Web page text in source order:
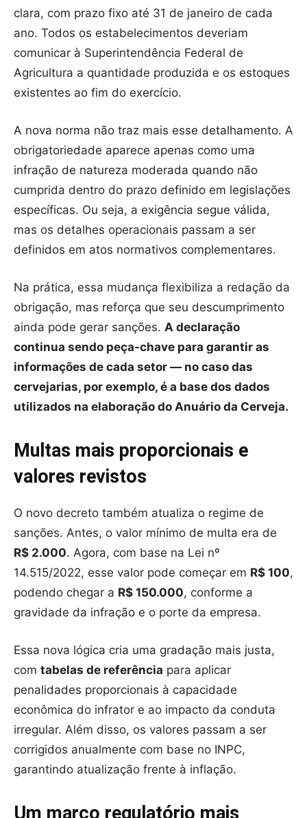
clara, com prazo fixo até 31 de janeiro de cada
ano. Todos os estabelecimentos deveriam
comunicar à Superintendência Federal de
Agricultura a quantidade produzida e os estoques
existentes ao fim do exercício.
A nova norma não traz mais esse detalhamento. A
obrigatoriedade aparece apenas como uma
infração de natureza moderada quando não
cumprida dentro do prazo definido em legislações
específicas. Ou seja, a exigência segue válida,
mas os detalhes operacionais passam a ser
definidos em atos normativos complementares.
Na prática, essa mudança flexibiliza a redação da
obrigação, mas reforça que seu descumprimento
ainda pode gerar sanções. A declaração
continua sendo peça-chave para garantir as
informações de cada setor — no caso das
cervejarias, por exemplo, é a base dos dados
utilizados na elaboração do Anuário da Cerveja.
Multas mais proporcionais e
valores revistos
O novo decreto também atualiza o regime de
sanções. Antes, o valor mínimo de multa era de
R$ 2.000. Agora, com base na Lei nº
14.515/2022, esse valor pode começar em R$ 100,
podendo chegar a R$ 150.000, conforme a
gravidade da infração e o porte da empresa.
Essa nova lógica cria uma gradação mais justa,
com tabelas de referência para aplicar
penalidades proporcionais à capacidade
econômica do infrator e ao impacto da conduta
irregular. Além disso, os valores passam a ser
corrigidos anualmente com base no INPC,
garantindo atualização frente à inflação.
Um marco regulatório mais